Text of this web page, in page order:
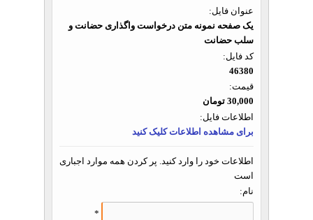
عنوان فایل:
یک صفحه نمونه متن درخواست واگذاری حضانت و
سلب حضانت
کد فایل:
46380
قیمت:
30,000 تومان
اطلاعات فایل:
برای مشاهده اطلاعات کلیک کنید
اطلاعات خود را وارد کنید. پر کردن همه موارد اجباری
است
نام:
*